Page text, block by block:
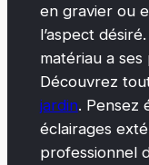
en gravier ou
l’aspect
matériau a
Découvrez
jardin. Pensez
éclairages
professionnel